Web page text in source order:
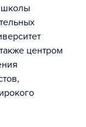
школы
центром